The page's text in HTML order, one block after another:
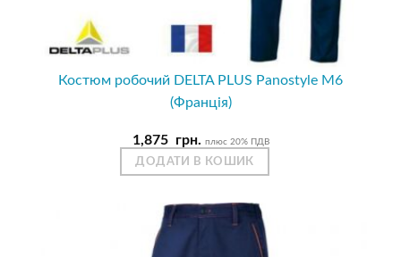
Костюм робочий DELTA PLUS Panostyle M6
(Франція)
1,875 грн. плюс 20% ПДВ
ДОДАТИ В КОШИК